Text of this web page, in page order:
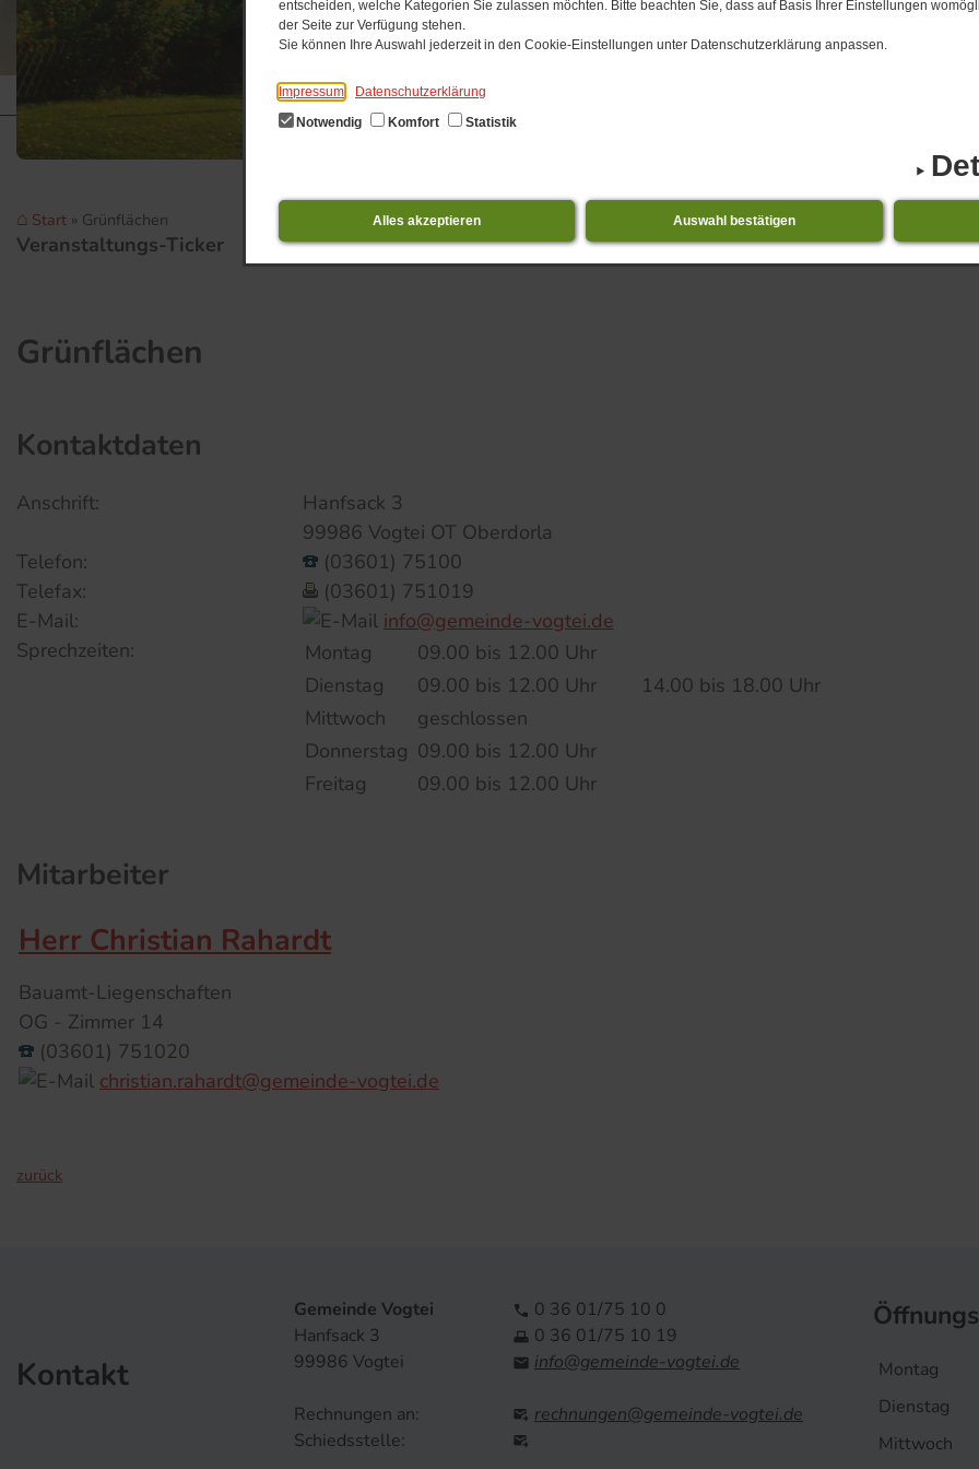
entscheiden, welche Kategorien Sie zulassen möchten. Bitte beachten Sie, dass auf Basis Ihrer Einstellungen
der Seite zur Verfügung stehen.
Sie können Ihre Auswahl jederzeit in den Cookie-Einstellungen unter Datenschutzerklärung anpassen.
Impressum
Datenschutzerklärung
Notwendig
Komfort Statistik
Alles akzeptieren Auswahl bestätigen
Start Grünflächen
Veranstaltungs-Ticker 01.​08.​2026 bis 31.​08.​2026 Niederdorla -
Grünflächen
Kontaktdaten
Anschrift:
Hanfsack 3
99986 Vogtei OT Oberdorla
Telefon:
(03601) 75100
Telefax:
(03601) 751019
E-Mail:
info@gemeinde-vogtei.de
Sprechzeiten:
Montag
09.00 bis 12.00 Uhr
Dienstag
09.00 bis 12.00 Uhr
14.00 bis 18.00 Uhr
Mittwoch
geschlossen
Donnerstag 09.00 bis 12.00 Uhr
Freitag
09.00 bis 12.00 Uhr
Mitarbeiter
Herr Christian Rahardt
Bauamt-Liegenschaften
OG - Zimmer 14
(03601) 751020
christian.rahardt@gemeinde-vogtei.de
zurück
Kontakt
Gemeinde Vogtei
Hanfsack 3
99986 Vogtei
Rechnungen an:
Schiedsstelle:
 0 36 01/75 10 0
 0 36 01/75 10 19
 info@gemeinde-vogtei.de
 rechnungen@gemeinde-vogtei.de

Montag
Dienstag
Mittwoch